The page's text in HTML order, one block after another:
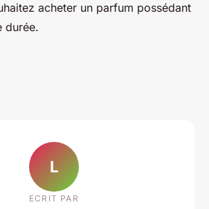
acheter un parfum possédant
durée.
L
ECRIT PAR